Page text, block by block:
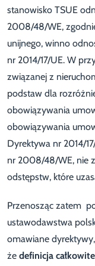
stanowisko TSUE
2008/48/WE,
unijnego, winno
nr 2014/17/UE. W
związanej z
podstaw dla
obowiązywania
obowiązywania
Dyrektywa nr 2014/
nr 2008/48/WE, nie
odstępstw, które
Przenosząc zatem
ustawodawstwa
omawiane
że definicja